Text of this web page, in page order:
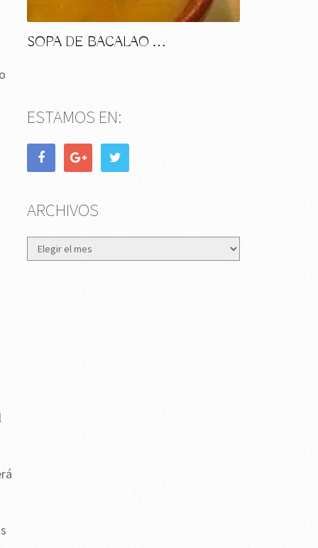
SOPA DE BACALAO …
ESTAMOS EN:
ARCHIVOS
Archivos